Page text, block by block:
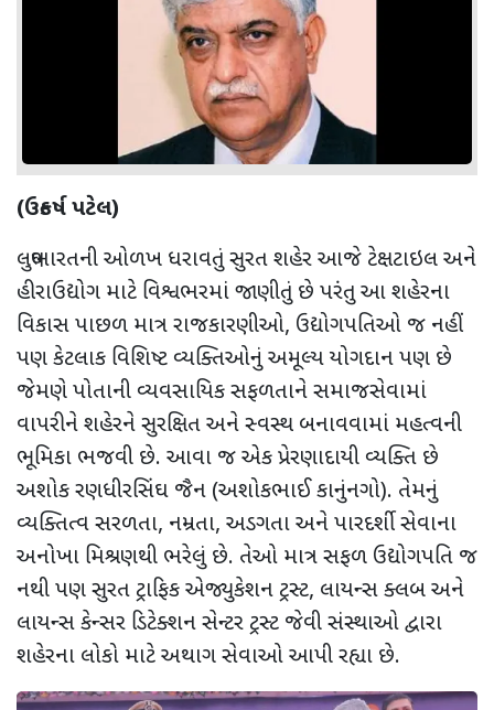
(ઉત્કર્ષ પટેલ)
લઘુભારતની ઓળખ ધરાવતું સુરત શહેર આજે ટેક્ષટાઇલ અને
હીરાઉદ્યોગ માટે વિશ્વભરમાં જાણીતું છે પરંતુ આ શહેરના
વિકાસ પાછળ માત્ર રાજકારણીઓ, ઉદ્યોગપતિઓ જ નહીં
પણ કેટલાક વિશિષ્ટ વ્યક્તિઓનું અમૂલ્ય યોગદાન પણ છે
જેમણે પોતાની વ્યવસાયિક સફળતાને સમાજસેવામાં
વાપરીને શહેરને સુરક્ષિત અને સ્વસ્થ બનાવવામાં મહત્વની
ભૂમિકા ભજવી છે. આવા જ એક પ્રેરણાદાયી વ્યક્તિ છે
અશોક રણધીરસિંઘ જૈન (અશોકભાઈ કાનુંનગો). તેમનું
વ્યક્તિત્વ સરળતા, નમ્રતા, અડગતા અને પારદર્શી સેવાના
અનોખા મિશ્રણથી ભરેલું છે. તેઓ માત્ર સફળ ઉદ્યોગપતિ જ
નથી પણ સુરત ટ્રાફિક એજ્યુકેશન ટ્રસ્ટ, લાયન્સ ક્લબ અને
લાયન્સ કેન્સર ડિટેક્શન સેન્ટર ટ્રસ્ટ જેવી સંસ્થાઓ દ્વારા
શહેરના લોકો માટે અથાગ સેવાઓ આપી રહ્યા છે.